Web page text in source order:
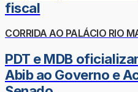
fiscal
CORRIDA AO PALÁCIO RIO
PDT e MDB
Abib ao Governo e